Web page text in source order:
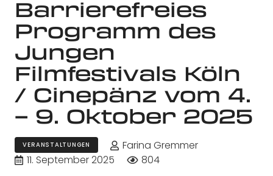
Barrierefreies
Programm des
Jungen
Filmfestivals Köln
/ Cinepänz vom 4.
– 9. Oktober 2025
VERANSTALTUNGEN
Farina Gremmer
11. September 2025
804